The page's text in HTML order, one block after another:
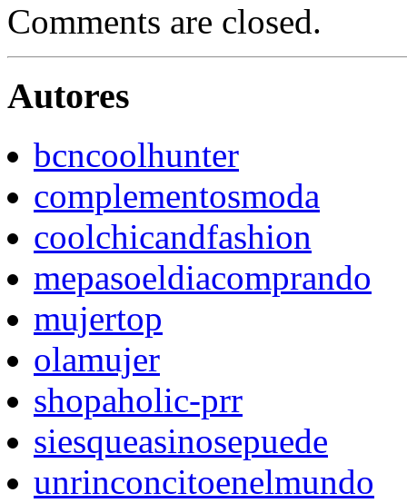
Comments are closed.
Autores
bcncoolhunter
complementosmoda
coolchicandfashion
mepasoeldiacomprando
mujertop
olamujer
shopaholic-prr
siesqueasinosepuede
unrinconcitoenelmundo